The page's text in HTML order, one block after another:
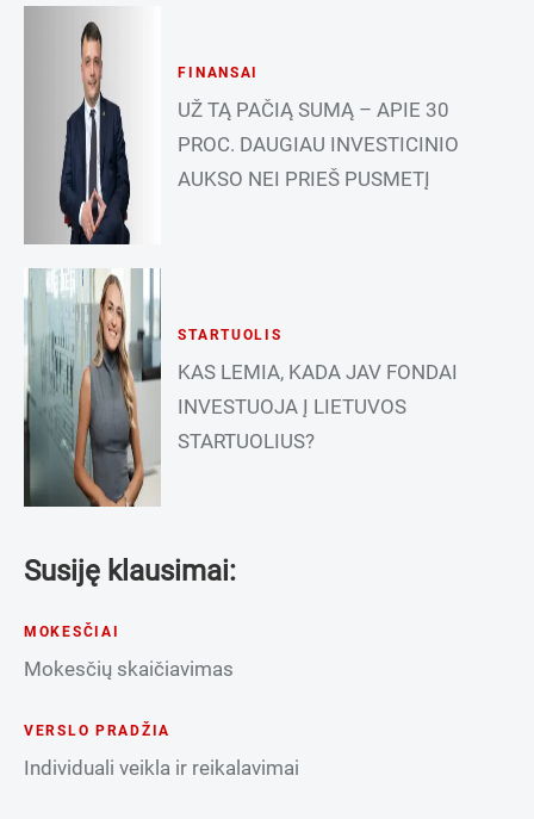
FINANSAI
UŽ TĄ PAČIĄ SUMĄ – APIE 30
PROC. DAUGIAU INVESTICINIO
AUKSO NEI PRIEŠ PUSMETĮ
STARTUOLIS
KAS LEMIA, KADA JAV FONDAI
INVESTUOJA Į LIETUVOS
STARTUOLIUS?
Susiję klausimai:
MOKESČIAI
Mokesčių skaičiavimas
VERSLO PRADŽIA
Individuali veikla ir reikalavimai